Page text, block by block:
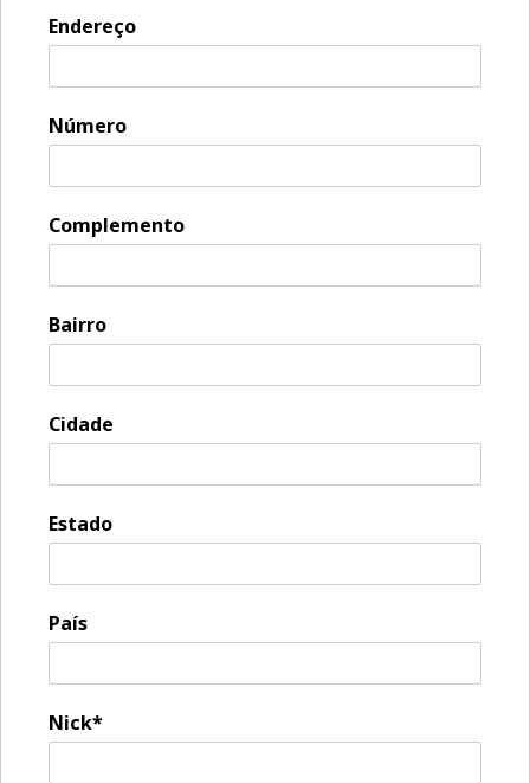
Endereço
Número
Complemento
Bairro
Cidade
Estado
País
Nick*